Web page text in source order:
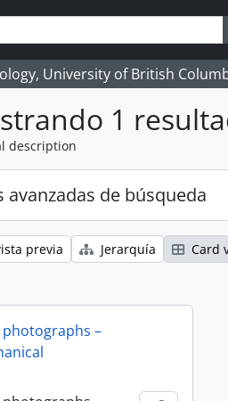
University of British
1
description
avanzadas de búsqueda
previa Jerarquía Card
–